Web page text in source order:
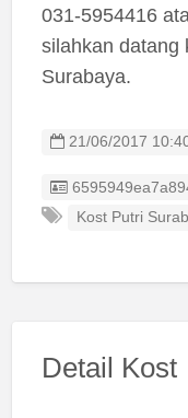
031-5954416
silahkan datang
Surabaya.
21/06/2017
Listing ID
Kost Putri
Detail Kost